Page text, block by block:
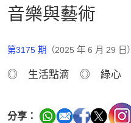
音樂與藝術
第3175 期 （2025 年 6 月 29 日）
◎ 生活點滴 ◎ 綠心
分享：